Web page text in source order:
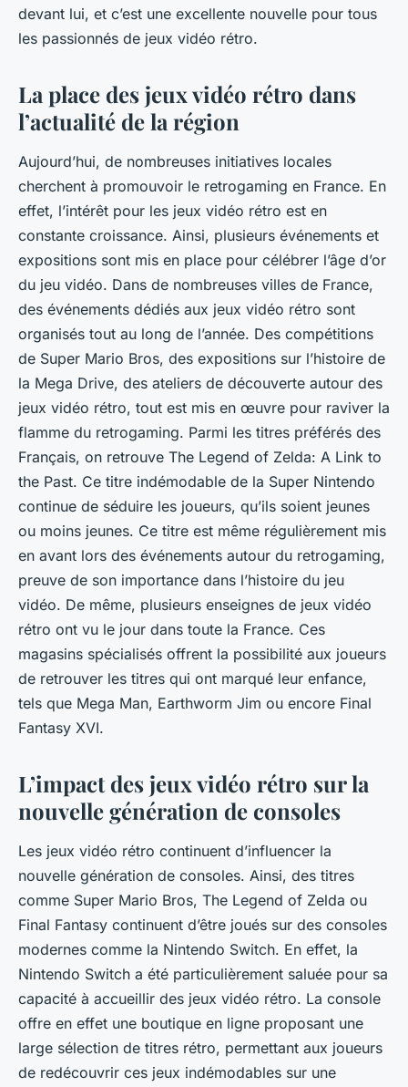
devant lui, et c’est une excellente nouvelle pour tous
les passionnés de jeux vidéo rétro.
La place des jeux vidéo rétro dans
l’actualité de la région
Aujourd’hui, de nombreuses initiatives locales
cherchent à promouvoir le retrogaming en France. En
effet, l’intérêt pour les jeux vidéo rétro est en
constante croissance. Ainsi, plusieurs événements et
expositions sont mis en place pour célébrer l’âge d’or
du jeu vidéo. Dans de nombreuses villes de France,
des événements dédiés aux jeux vidéo rétro sont
organisés tout au long de l’année. Des compétitions
de Super Mario Bros, des expositions sur l’histoire de
la Mega Drive, des ateliers de découverte autour des
jeux vidéo rétro, tout est mis en œuvre pour raviver la
flamme du retrogaming. Parmi les titres préférés des
Français, on retrouve The Legend of Zelda: A Link to
the Past. Ce titre indémodable de la Super Nintendo
continue de séduire les joueurs, qu’ils soient jeunes
ou moins jeunes. Ce titre est même régulièrement mis
en avant lors des événements autour du retrogaming,
preuve de son importance dans l’histoire du jeu
vidéo. De même, plusieurs enseignes de jeux vidéo
rétro ont vu le jour dans toute la France. Ces
magasins spécialisés offrent la possibilité aux joueurs
de retrouver les titres qui ont marqué leur enfance,
tels que Mega Man, Earthworm Jim ou encore Final
Fantasy XVI.
L’impact des jeux vidéo rétro sur la
nouvelle génération de consoles
Les jeux vidéo rétro continuent d’influencer la
nouvelle génération de consoles. Ainsi, des titres
comme Super Mario Bros, The Legend of Zelda ou
Final Fantasy continuent d’être joués sur des consoles
modernes comme la Nintendo Switch. En effet, la
Nintendo Switch a été particulièrement saluée pour sa
capacité à accueillir des jeux vidéo rétro. La console
offre en effet une boutique en ligne proposant une
large sélection de titres rétro, permettant aux joueurs
de redécouvrir ces jeux indémodables sur une